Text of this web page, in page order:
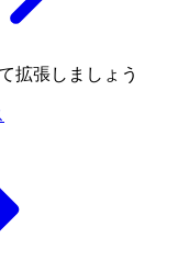
拡張しましょう